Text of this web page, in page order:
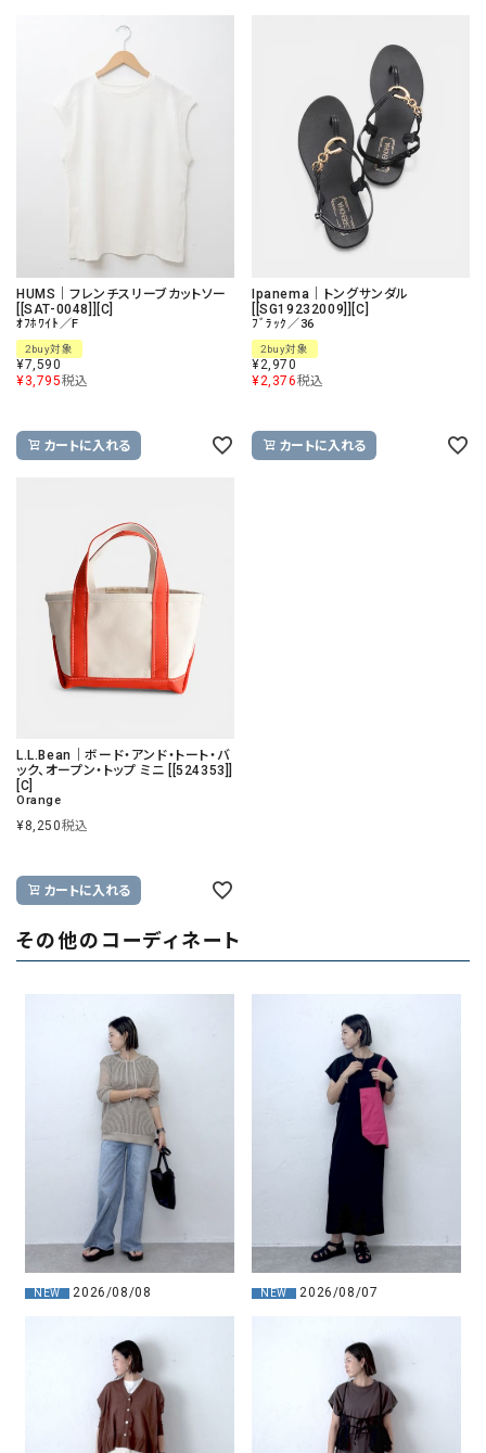
HUMS｜フレンチスリーブカットソー
[[SAT-0048]][C]
ｵﾌﾎﾜｲﾄ／F
2buy対象
¥7,590
¥3,795税込
カートに入れる
Ipanema｜トングサンダル
[[SG19232009]][C]
ﾌﾞﾗｯｸ／36
2buy対象
¥2,970
¥2,376税込
カートに入れる
L.L.Bean｜ボード・アンド・トート・バ
ック、オープン・トップ ミニ [[524353]]
[C]
Orange
¥8,250税込
カートに入れる
その他のコーディネート
NEW 2026/08/08 NEW 2026/08/07